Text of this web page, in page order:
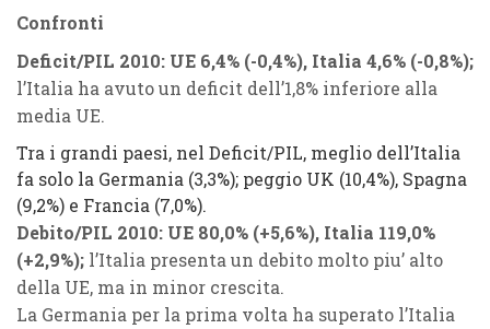
Confronti
Deficit/PIL 2010: UE 6,4% (-0,4%), Italia 4,6% (-0,8%);
l’Italia ha avuto un deficit dell’1,8% inferiore alla
media UE.
Tra i grandi paesi, nel Deficit/PIL, meglio dell’Italia
fa solo la Germania (3,3%); peggio UK (10,4%), Spagna
(9,2%) e Francia (7,0%).
Debito/PIL 2010: UE 80,0% (+5,6%), Italia 119,0%
(+2,9%); l’Italia presenta un debito molto piu’ alto
della UE, ma in minor crescita.
La Germania per la prima volta ha superato l’Italia